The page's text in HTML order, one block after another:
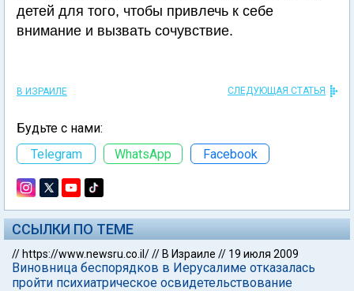
детей для того, чтобы привлечь к себе
внимание и вызвать сочувствие.
В ИЗРАИЛЕ СЛЕДУЮЩАЯ СТАТЬЯ
Будьте с нами:
Telegram
WhatsApp Facebook
ССЫЛКИ ПО ТЕМЕ
// https://www.newsru.co.il/// В Израиле // 19 июля 2009
Виновница беспорядков в Иерусалиме отказалась
пройти психиатрическое освидетельствование